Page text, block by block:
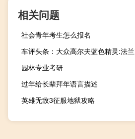
相关问题
社会青年考生怎么报名
车评头条：大众高尔夫蓝色精灵:法
园林专业考研
过年给长辈拜年语言描述
英雄无敌3征服地狱攻略